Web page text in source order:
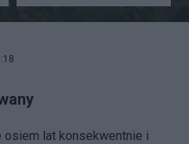
osiem lat konsekwentnie i